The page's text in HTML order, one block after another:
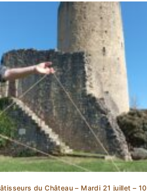
du Château – Mardi 21 juillet –